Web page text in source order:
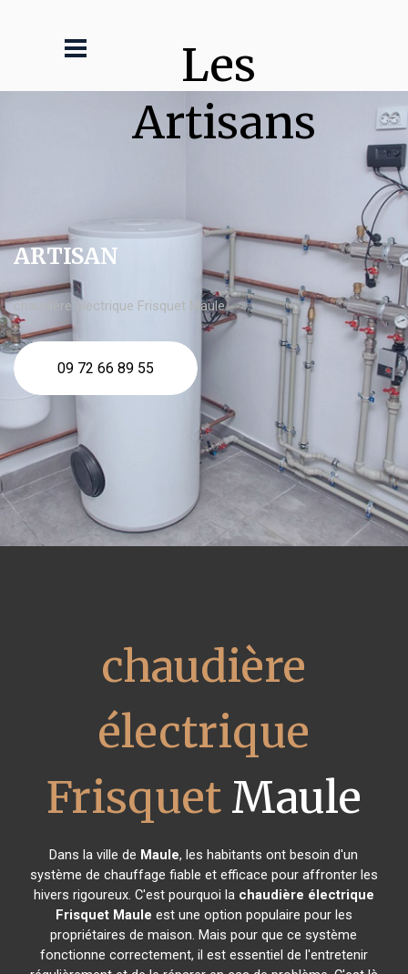
Les
Artisans
ARTISAN
chaudière électrique Frisquet Maule
09 72 66 89 55
chaudière
électrique
FrisquetMaule
Dans la ville de Maule, les habitants ont besoin d'un
système de chauffage fiable et efficace pour affronter les
hivers rigoureux. C'est pourquoi la chaudière électrique
Frisquet Maule est une option populaire pour les
propriétaires de maison. Mais pour que ce système
fonctionne correctement, il est essentiel de l'entretenir